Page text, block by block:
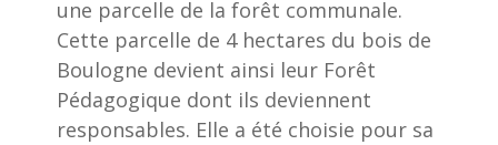
une parcelle de la forêt communale.
Cette parcelle de 4 hectares du bois de
Boulogne devient ainsi leur Forêt
Pédagogique dont ils deviennent
responsables. Elle a été choisie pour sa